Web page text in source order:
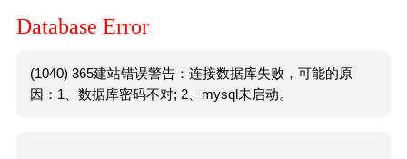
Database Error
(1040) 365建站错误警告：连接数据库失败，可能的原
因：1、数据库密码不对; 2、mysql未启动。